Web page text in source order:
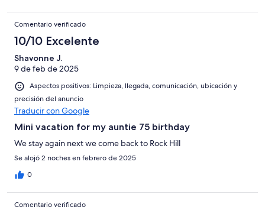
Comentario verificado
10/10 Excelente
Shavonne J.
9 de feb de 2025
Aspectos positivos: Limpieza, llegada, comunicación, ubicación y
precisión del anuncio
Traducir con Google
Mini vacation for my auntie 75 birthday
We stay again next we come back to Rock Hill
Se alojó 2 noches en febrero de 2025
0
Comentario verificado